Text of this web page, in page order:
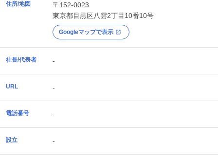
住所/地図
〒152-0023
東京都目黒区八雲2丁目10番10号
Googleマップで表示
社長/代表者 -
URL -
電話番号 -
設立 -